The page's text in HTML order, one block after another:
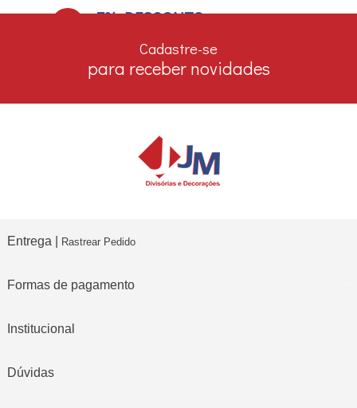
7% DESCONTO
Cadastre-se
para receber novidades
Entrega | Rastrear Pedido
Formas de pagamento
Institucional
Dúvidas